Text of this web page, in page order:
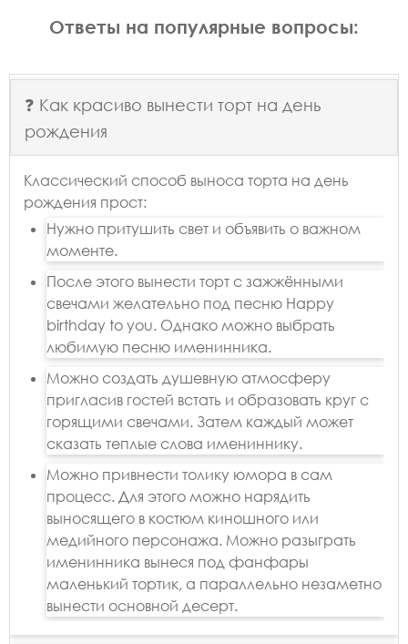
Ответы на популярные вопросы:
❓ Как красиво вынести торт на день
рождения
Классический способ выноса торта на день
рождения прост:
Нужно притушить свет и объявить о важном
моменте.
После этого вынести торт с зажжёнными
свечами желательно под песню Happy
birthday to you. Однако можно выбрать
любимую песню именинника.
Можно создать душевную атмосферу
пригласив гостей встать и образовать круг с
горящими свечами. Затем каждый может
сказать теплые слова имениннику.
Можно привнести толику юмора в сам
процесс. Для этого можно нарядить
выносящего в костюм киношного или
медийного персонажа. Можно разыграть
именинника вынеся под фанфары
маленький тортик, а параллельно незаметно
вынести основной десерт.